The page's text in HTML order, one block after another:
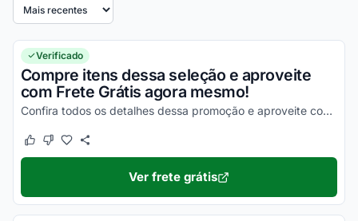
Ordenar por
Verificado
Compre itens dessa seleção e aproveite
com Frete Grátis agora mesmo!
Confira todos os detalhes dessa promoção e aproveite com as melhores vantagens possíveis!
Este cupom funcionou
Este cupom não funcionou
Ver frete grátis